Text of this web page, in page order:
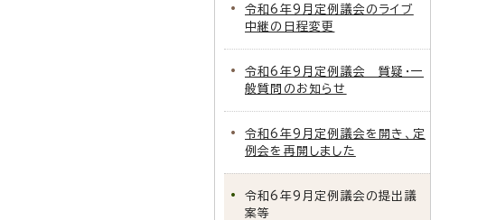
令和6年9月定例議会のライブ
中継の日程変更
令和6年9月定例議会 質疑・一
般質問のお知らせ
令和6年9月定例議会を開き、定
例会を再開しました
令和6年9月定例議会の提出議
案等